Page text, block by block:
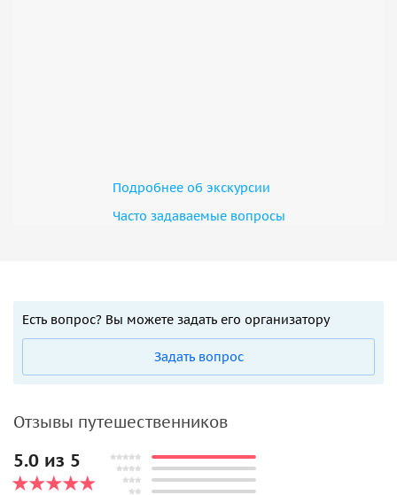
Подробнее об экскурсии
Часто задаваемые вопросы
Есть вопрос? Вы можете задать его организатору
Задать вопрос
Отзывы путешественников
5.0 из 5